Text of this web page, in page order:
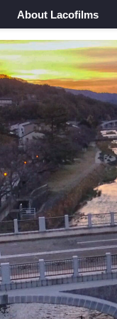
About Lacofilms